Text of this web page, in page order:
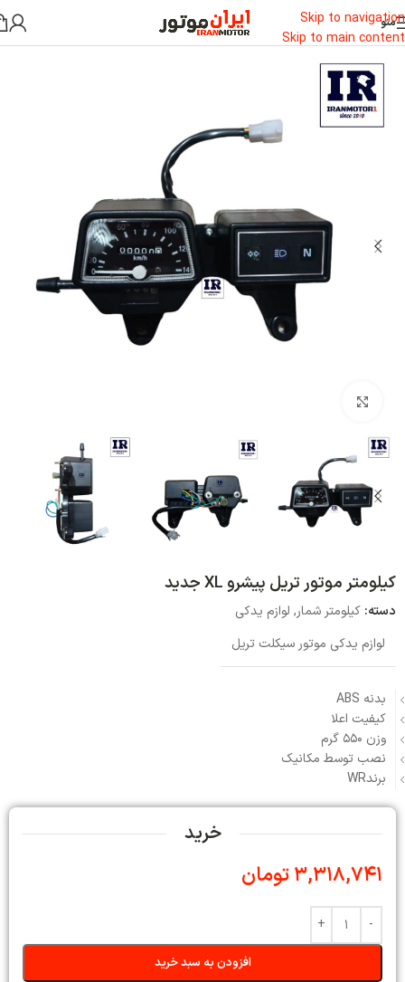
Skip to navigation
Skip to main content
منو
خانه/ لوازم یدکی کیلومتر شمار
کیلومتر موتور تریل پیشرو XL جدید
دسته: کیلومتر شمار, لوازم یدکی
لوازم یدکی موتور سیکلت تریل
بدنه ABS
کیفیت اعلا
وزن 550 گرم
نصب توسط مکانیک
برندWR
خرید
3,318,741تومان
افزودن به سبد خرید